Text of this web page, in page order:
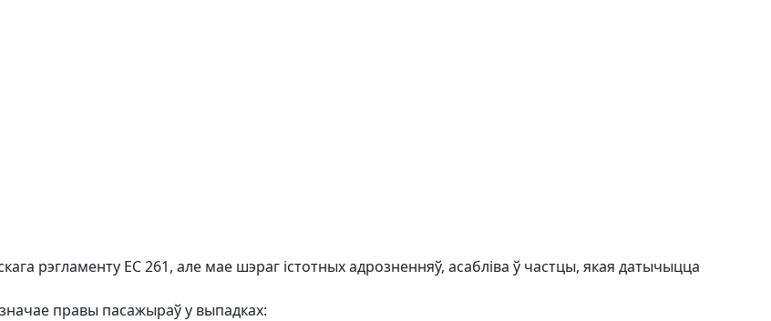
рэгламенту EC 261, але мае шэраг істотных адрозненняў, асабліва ў частцы, якая датычыцца
правы пасажыраў у выпадках: